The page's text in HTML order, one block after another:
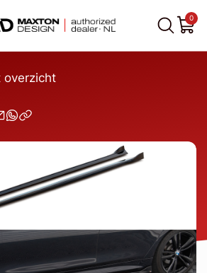
0
overzicht